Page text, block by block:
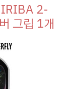
2-
그립 1개